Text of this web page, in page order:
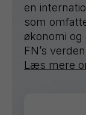
en
som
økonomi
FN’s
Læs mere